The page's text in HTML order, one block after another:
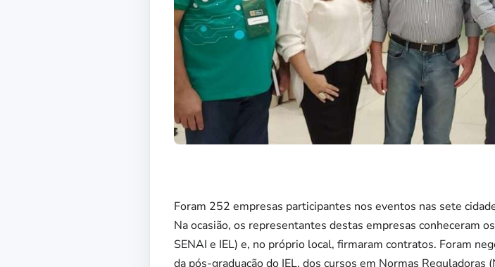
Foram 252 empresas participantes nos eventos nas sete
Na ocasião, os representantes destas empresas conheceram
SENAI e IEL) e, no próprio local, firmaram contratos. Foram
da pós-graduação do IEL, dos cursos em Normas